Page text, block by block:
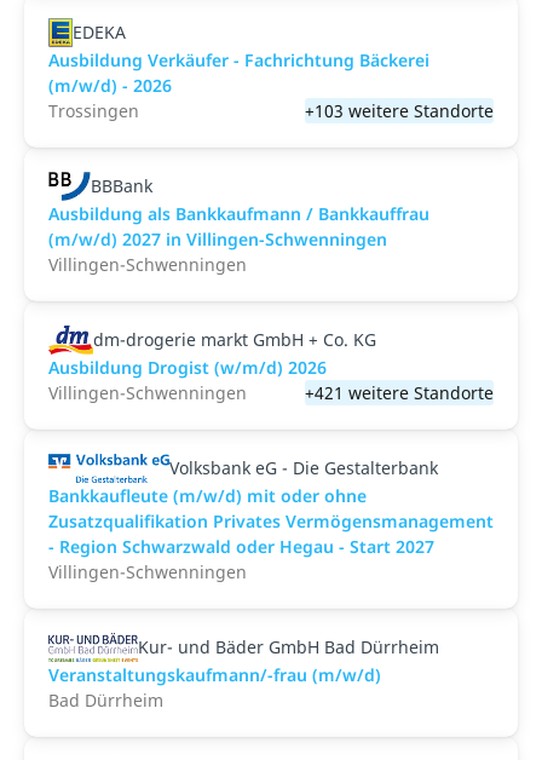
EDEKA
Ausbildung Verkäufer - Fachrichtung Bäckerei
(m/w/d) - 2026
Trossingen
+103 weitere Standorte
BBBank
Ausbildung als Bankkaufmann / Bankkauffrau
(m/w/d) 2027 in Villingen-Schwenningen
Villingen-Schwenningen
dm-drogerie markt GmbH + Co. KG
Ausbildung Drogist (w/m/d) 2026
Villingen-Schwenningen
+421 weitere Standorte
Volksbank eG - Die Gestalterbank
Bankkaufleute (m/w/d) mit oder ohne
Zusatzqualifikation Privates Vermögensmanagement
- Region Schwarzwald oder Hegau - Start 2027
Villingen-Schwenningen
Kur- und Bäder GmbH Bad Dürrheim
Veranstaltungskaufmann/-frau (m/w/d)
Bad Dürrheim